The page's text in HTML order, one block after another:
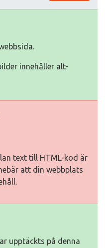
innehåller alt-
text till HTML-kod är
att din webbplats
upptäckts på denna